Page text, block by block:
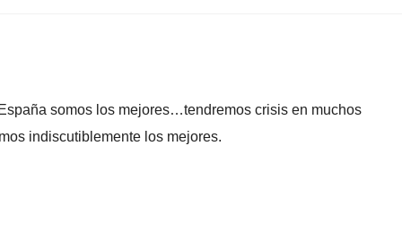
somos los mejores…tendremos crisis en muchos
indiscutiblemente los mejores.